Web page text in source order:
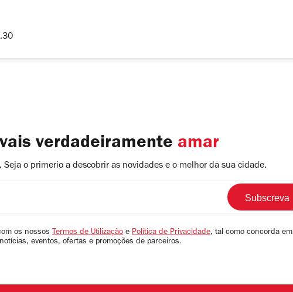
verdadeiramente amar
Seja o primerio a descobrir as novidades e o melhor da sua cidade.
os nossos Termos de Utilização e Política de Privacidade, tal como concorda em
eventos, ofertas e promoções de parceiros.